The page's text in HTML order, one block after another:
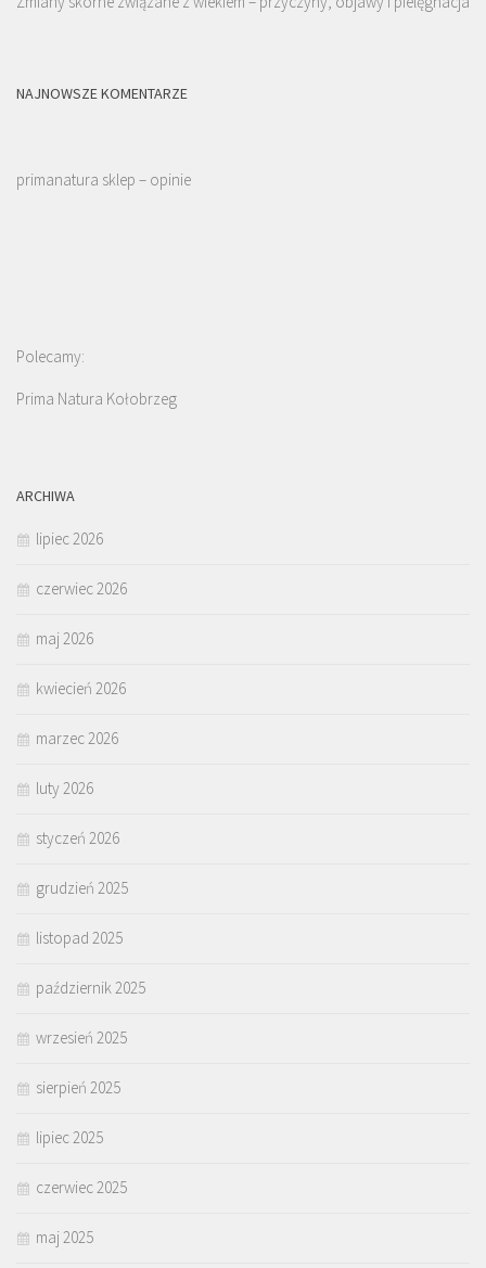
NAJNOWSZE KOMENTARZE
primanatura sklep – opinie
Polecamy:
Prima Natura Kołobrzeg
ARCHIWA
lipiec 2026
czerwiec 2026
maj 2026
kwiecień 2026
marzec 2026
luty 2026
styczeń 2026
grudzień 2025
listopad 2025
październik 2025
wrzesień 2025
sierpień 2025
lipiec 2025
czerwiec 2025
maj 2025